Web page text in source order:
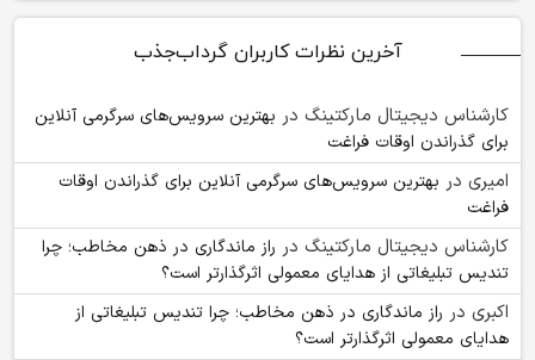
آخرین نظرات کاربران گرداب‌جذب
کارشناس دیجیتال مارکتینگ در بهترین سرویس‌های سرگرمی آنلاین
برای گذراندن اوقات فراغت
امیری در بهترین سرویس‌های سرگرمی آنلاین برای گذراندن اوقات
فراغت
کارشناس دیجیتال مارکتینگ در راز ماندگاری در ذهن مخاطب؛ چرا
تندیس تبلیغاتی از هدایای معمولی اثرگذارتر است؟
اکبری در راز ماندگاری در ذهن مخاطب؛ چرا تندیس تبلیغاتی از
هدایای معمولی اثرگذارتر است؟